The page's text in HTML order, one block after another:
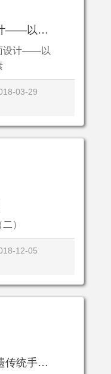
非遗产品包装平面设计——以产品的原型提炼设计元素
设计——以
03-29
）
12-05
私人订制，最符合非遗传统手工艺的一种生产经营方式